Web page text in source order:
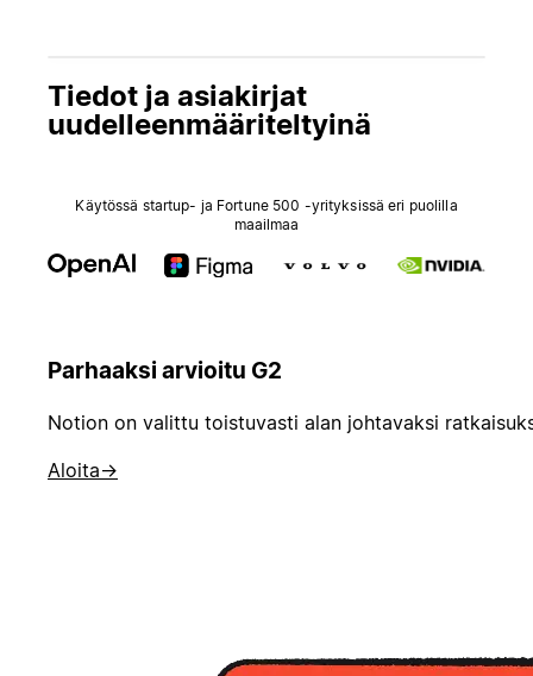
Tiedot ja asiakirjat
uudelleenmääriteltyinä
Käytössä startup- ja Fortune 500 -yrityksissä eri puolilla
maailmaa
Parhaaksi arvioitu G2
Notion on valittu toistuvasti alan johtavaksi
Aloita→